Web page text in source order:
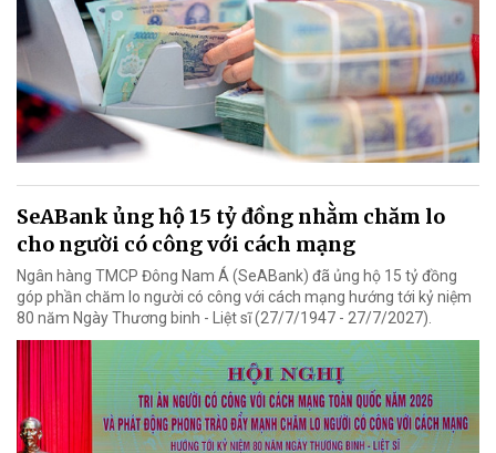
SeABank ủng hộ 15 tỷ đồng nhằm chăm lo
cho người có công với cách mạng
Ngân hàng TMCP Đông Nam Á (SeABank) đã ủng hộ 15 tỷ đồng
góp phần chăm lo người có công với cách mạng hướng tới kỷ niệm
80 năm Ngày Thương binh - Liệt sĩ (27/7/1947 - 27/7/2027).